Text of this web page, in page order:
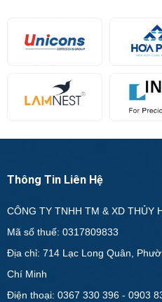
Thông Tin Liên Hệ
CÔNG TY TNHH TM & XD THỦY
Mã số thuế: 0317809833
Địa chỉ: 714 Lạc Long Quân,
Chí Minh
Điện thoại: 0367 330 396 - 0903